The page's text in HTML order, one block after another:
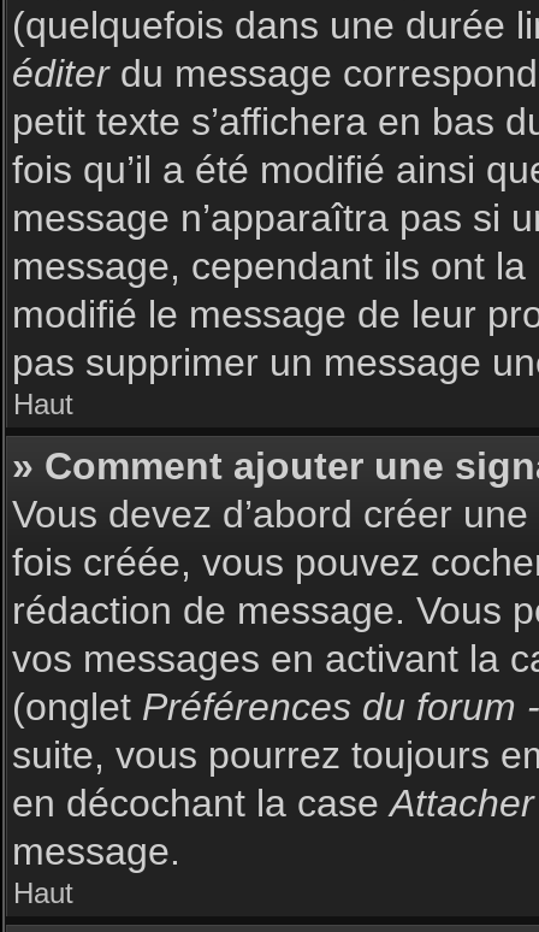
(quelquefois dans une durée
éditerdu message
petit texte s’affichera en bas
fois qu’il a été modifié ainsi
message n’apparaîtra pas si
message, cependant ils ont
modifié le message de leur
pas supprimer un message
Haut
» Comment ajouter une
Vous devez d’abord créer
fois créée, vous pouvez
rédaction de message. Vous
vos messages en activant la
(onglet Préférences du forum
suite, vous pourrez toujours
en décochant la case
message.
Haut